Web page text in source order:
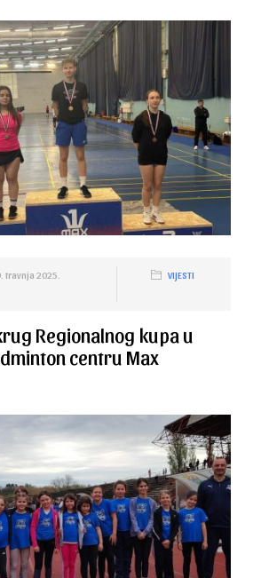
travnja 2025. VIJESTI
Regionalnog kupa u
centru Max